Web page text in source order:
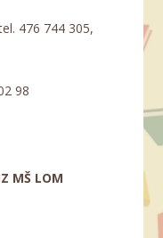
372
305,
98
MŠ LOM